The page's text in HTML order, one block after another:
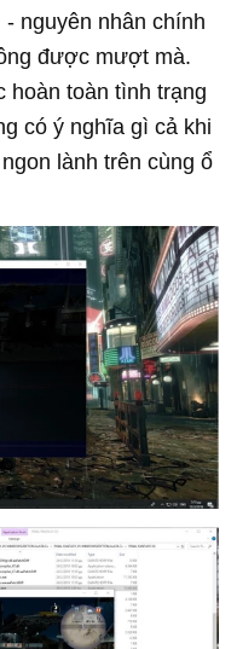
nguyên nhân chính
được mượt mà.
hoàn toàn tình trạng
có ý nghĩa gì cả khi
lành trên cùng ổ